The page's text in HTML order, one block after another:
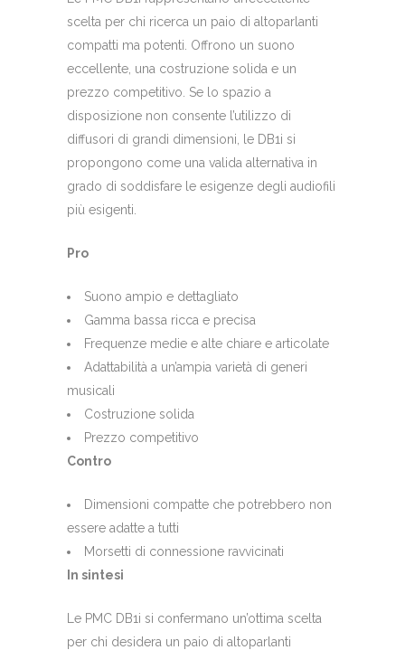
scelta per chi ricerca un paio di altoparlanti
compatti ma potenti. Offrono un suono
eccellente, una costruzione solida e un
prezzo competitivo. Se lo spazio a
disposizione non consente l’utilizzo di
diffusori di grandi dimensioni, le DB1i si
propongono come una valida alternativa in
grado di soddisfare le esigenze degli audiofili
più esigenti.
Pro
Suono ampio e dettagliato
Gamma bassa ricca e precisa
Frequenze medie e alte chiare e articolate
Adattabilità a un’ampia varietà di generi
musicali
Costruzione solida
Prezzo competitivo
Contro
Dimensioni compatte che potrebbero non
essere adatte a tutti
Morsetti di connessione ravvicinati
In sintesi
Le PMC DB1i si confermano un’ottima scelta
per chi desidera un paio di altoparlanti